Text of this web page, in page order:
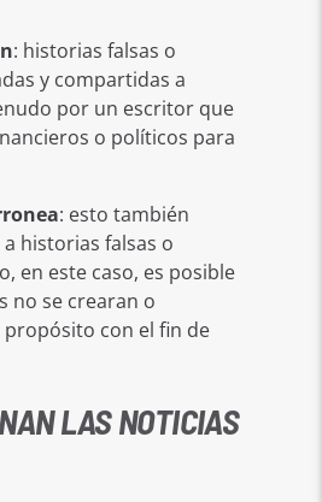
: historias falsas o
y compartidas a
por un escritor que
o políticos para
: esto también
historias falsas o
en este caso, es posible
no se crearan o
con el fin de
LAS NOTICIAS